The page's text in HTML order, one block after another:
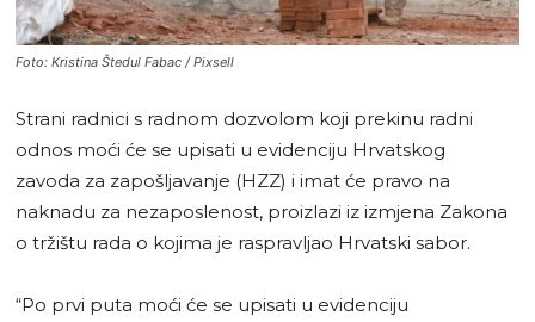
Foto: Kristina Štedul Fabac / Pixsell
Strani radnici s radnom dozvolom koji prekinu radni
odnos moći će se upisati u evidenciju Hrvatskog
zavoda za zapošljavanje (HZZ) i imat će pravo na
naknadu za nezaposlenost, proizlazi iz izmjena Zakona
o tržištu rada o kojima je raspravljao Hrvatski sabor.
“Po prvi puta moći će se upisati u evidenciju